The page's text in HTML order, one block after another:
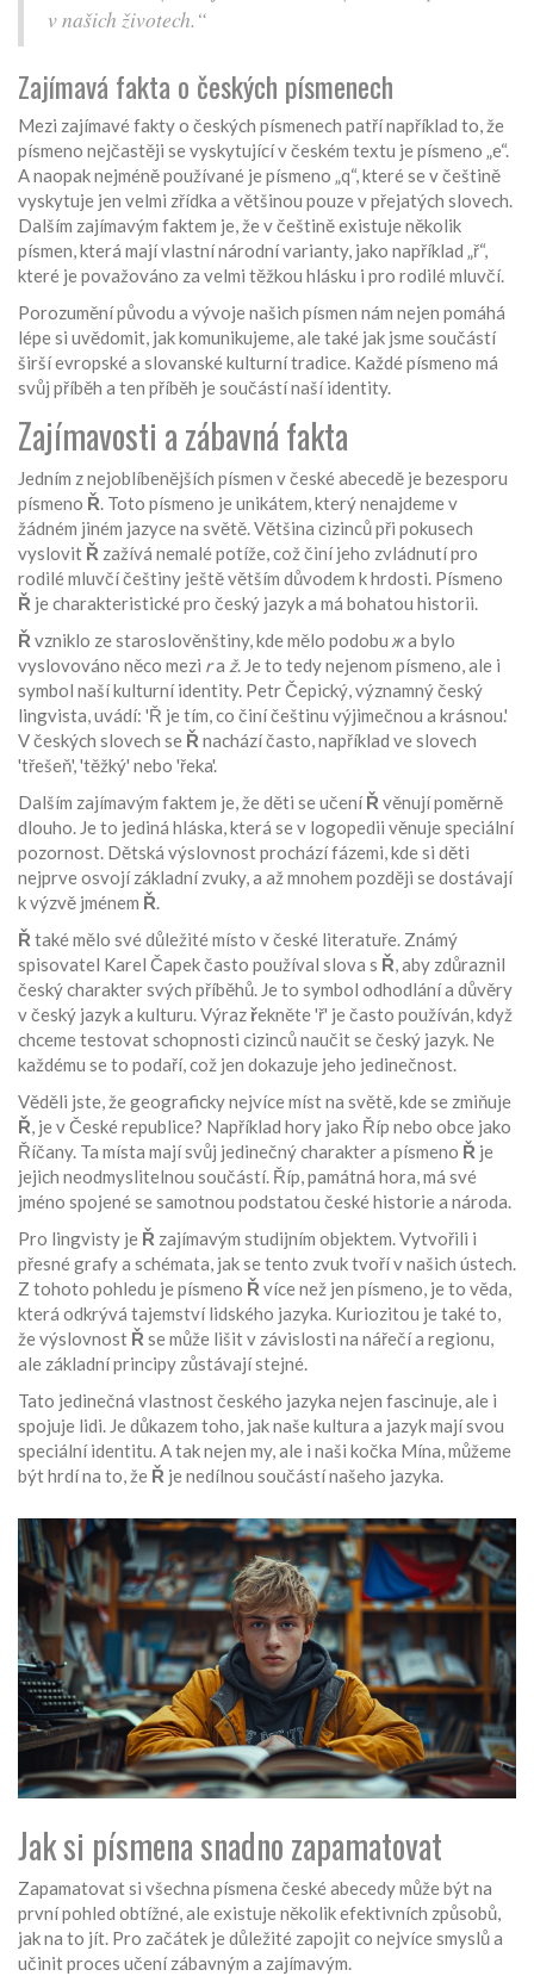
v našich životech.“
Zajímavá fakta o českých písmenech
Mezi zajímavé fakty o českých písmenech patří například to, že
písmeno nejčastěji se vyskytující v českém textu je písmeno „e“.
A naopak nejméně používané je písmeno „q“, které se v češtině
vyskytuje jen velmi zřídka a většinou pouze v přejatých slovech.
Dalším zajímavým faktem je, že v češtině existuje několik
písmen, která mají vlastní národní varianty, jako například „ř“,
které je považováno za velmi těžkou hlásku i pro rodilé mluvčí.
Porozumění původu a vývoje našich písmen nám nejen pomáhá
lépe si uvědomit, jak komunikujeme, ale také jak jsme součástí
širší evropské a slovanské kulturní tradice. Každé písmeno má
svůj příběh a ten příběh je součástí naší identity.
Zajímavosti a zábavná fakta
Jedním z nejoblíbenějších písmen v české abecedě je bezesporu
písmeno Ř. Toto písmeno je unikátem, který nenajdeme v
žádném jiném jazyce na světě. Většina cizinců při pokusech
vyslovit Ř zažívá nemalé potíže, což činí jeho zvládnutí pro
rodilé mluvčí češtiny ještě větším důvodem k hrdosti. Písmeno
Ř je charakteristické pro český jazyk a má bohatou historii.
Ř vzniklo ze staroslověnštiny, kde mělo podobu жa bylo
vyslovováno něco mezi ra ž. Je to tedy nejenom písmeno, ale i
symbol naší kulturní identity. Petr Čepický, významný český
lingvista, uvádí: 'Ř je tím, co činí češtinu výjimečnou a krásnou.'
V českých slovech se Ř nachází často, například ve slovech
'třešeň', 'těžký' nebo 'řeka'.
Dalším zajímavým faktem je, že děti se učeníŘ věnují poměrně
dlouho. Je to jediná hláska, která se v logopedii věnuje speciální
pozornost. Dětská výslovnost prochází fázemi, kde si děti
nejprve osvojí základní zvuky, a až mnohem později se dostávají
k výzvě jménem Ř.
Ř také mělo své důležité místo v české literatuře. Známý
spisovatel Karel Čapek často používal slova s Ř, aby zdůraznil
český charakter svých příběhů. Je to symbol odhodlání a důvěry
v český jazyk a kulturu. Výrazřekněte 'ř' je často používán, když
chceme testovat schopnosti cizinců naučit se český jazyk. Ne
každému se to podaří, což jen dokazuje jeho jedinečnost.
Věděli jste, že geograficky nejvíce míst na světě, kde se zmiňuje
Ř, je v České republice? Například hory jako Říp nebo obce jako
Říčany. Ta místa mají svůj jedinečný charakter a písmeno Ř je
jejich neodmyslitelnou součástí. Říp, památná hora, má své
jméno spojené se samotnou podstatou české historie a národa.
Pro lingvisty je Ř zajímavým studijním objektem. Vytvořili i
přesné grafy a schémata, jak se tento zvuk tvoří v našich ústech.
Z tohoto pohledu je písmeno Ř více než jen písmeno, je to věda,
která odkrývá tajemství lidského jazyka. Kuriozitou je také to,
že výslovnost Ř se může lišit v závislosti na nářečí a regionu,
ale základní principy zůstávají stejné.
Tato jedinečná vlastnost českého jazyka nejen fascinuje, ale i
spojuje lidi. Je důkazem toho, jak naše kultura a jazyk mají svou
speciální identitu. A tak nejen my, ale i naši kočka Mína, můžeme
být hrdí na to, že Ř je nedílnou součástí našeho jazyka.
Jak si písmena snadno zapamatovat
Zapamatovat si všechna písmena české abecedy může být na
první pohled obtížné, ale existuje několik efektivních způsobů,
jak na to jít. Pro začátek je důležité zapojit co nejvíce smyslů a
učinit proces učení zábavným a zajímavým.